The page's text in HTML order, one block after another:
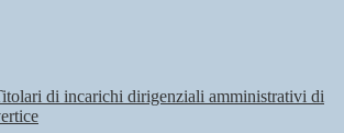
di incarichi dirigenziali amministrativi di